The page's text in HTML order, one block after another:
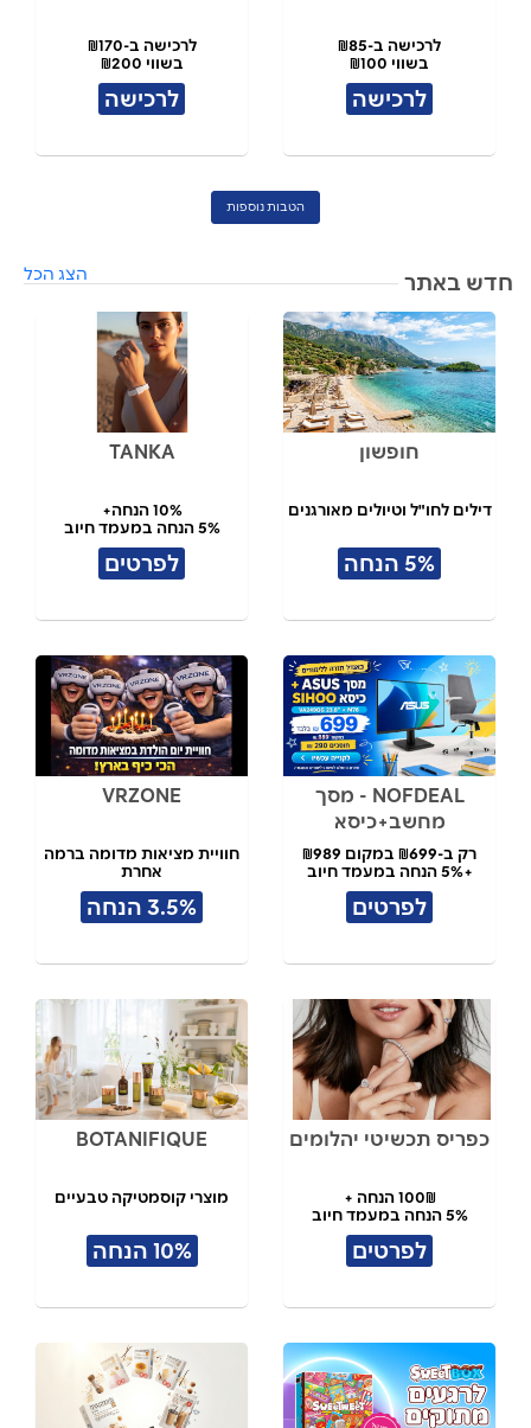
לרכישה ב-₪85
בשווי ₪100
לרכישה
לרכישה ב-₪170
בשווי ₪200
לרכישה
הטבות נוספות
חדש באתר הצג הכל
חופשון
דילים לחו"ל וטיולים מאורגנים
5% הנחה
TANKA
10% הנחה+
5% הנחה במעמד חיוב
לפרטים
NOFDEAL - מסך
מחשב+כיסא
רק ב-₪699 במקום ₪989
+5% הנחה במעמד חיוב
לפרטים
VRZONE
חוויית מציאות מדומה ברמה
אחרת
3.5% הנחה
כפריס תכשיטי יהלומים
100₪ הנחה +
5% הנחה במעמד חיוב
לפרטים
BOTANIFIQUE
מוצרי קוסמטיקה טבעיים
10% הנחה